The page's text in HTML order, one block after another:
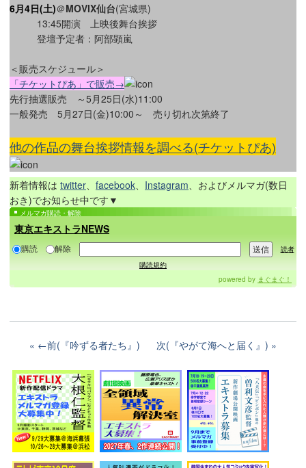
6月4日(土)＠MOVIX仙台(宮城県)
13:45開演 上映後舞台挨拶
登壇予定者：阿部顕嵐
＜販売スケジュール＞
「チケットぴあ」で販売→
先行抽選販売 ～5月25日(水)11:00
一般発売 5月27日(金)10:00～ 売り切れ次第終了
他の作品の舞台挨拶情報を調べる(チケットぴあ)
新着情報は twitter facebook Instagram 、およびメルマガ(数日
おき)でお知らせ中です▼
メルマガ購読・解除
東京エキストラNEWS
購読 解除
読者
購読規約
powered by まぐまぐ！
←前(『吟ずる者たち』) 次(『やがて海へと届く』)